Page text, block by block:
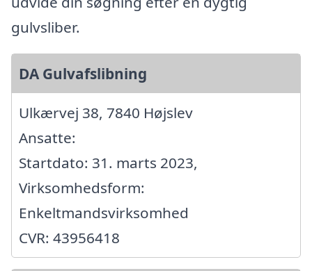
gulvsliber.
DA Gulvafslibning
Ulkærvej 38, 7840 Højslev
Ansatte:
Startdato: 31. marts 2023,
Virksomhedsform:
Enkeltmandsvirksomhed
CVR: 43956418